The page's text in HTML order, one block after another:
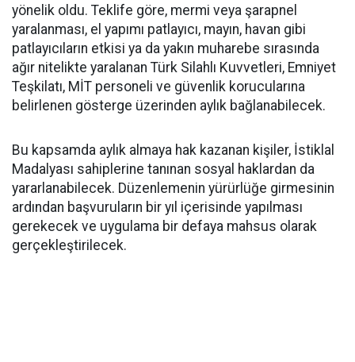
yönelik oldu. Teklife göre, mermi veya şarapnel
yaralanması, el yapımı patlayıcı, mayın, havan gibi
patlayıcıların etkisi ya da yakın muharebe sırasında
ağır nitelikte yaralanan Türk Silahlı Kuvvetleri, Emniyet
Teşkilatı, MİT personeli ve güvenlik korucularına
belirlenen gösterge üzerinden aylık bağlanabilecek.
Bu kapsamda aylık almaya hak kazanan kişiler, İstiklal
Madalyası sahiplerine tanınan sosyal haklardan da
yararlanabilecek. Düzenlemenin yürürlüğe girmesinin
ardından başvuruların bir yıl içerisinde yapılması
gerekecek ve uygulama bir defaya mahsus olarak
gerçekleştirilecek.